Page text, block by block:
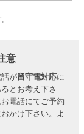
意
が留守電対応に
とお考え下さ
電話にてご予約
かけ下さい。よ